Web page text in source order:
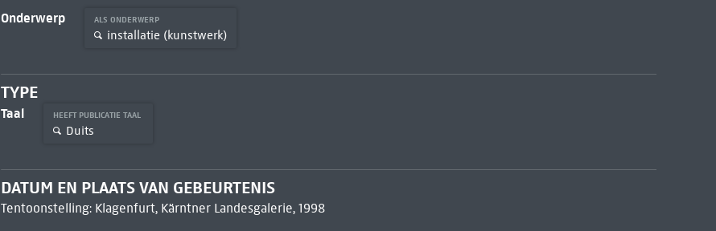
Onderwerp ALS ONDERWERP
installatie (kunstwerk)
TYPE
Taal HEEFT PUBLICATIE TAAL
Duits
DATUM EN PLAATS VAN GEBEURTENIS
Tentoonstelling: Klagenfurt, Kärntner Landesgalerie, 1998